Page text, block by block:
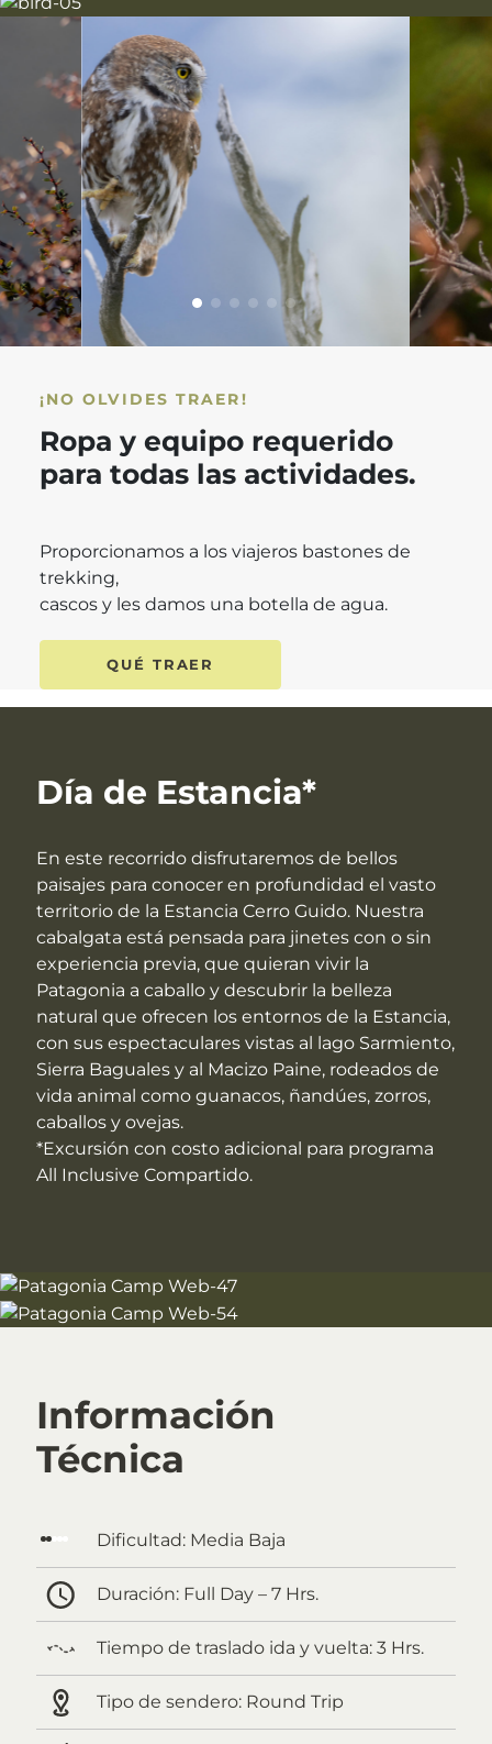
¡NO OLVIDES TRAER!
Ropa y equipo requerido
para todas las actividades.
Proporcionamos a los viajeros bastones de
trekking,
cascos y les damos una botella de agua.
QUÉ TRAER
Día de Estancia*
En este recorrido disfrutaremos de bellos
paisajes para conocer en profundidad el vasto
territorio de la Estancia Cerro Guido. Nuestra
cabalgata está pensada para jinetes con o sin
experiencia previa, que quieran vivir la
Patagonia a caballo y descubrir la belleza
natural que ofrecen los entornos de la Estancia,
con sus espectaculares vistas al lago Sarmiento,
Sierra Baguales y al Macizo Paine, rodeados de
vida animal como guanacos, ñandúes, zorros,
caballos y ovejas.
*Excursión con costo adicional para programa
All Inclusive Compartido.
Información
Técnica
Dificultad: Media Baja
Duración: Full Day – 7 Hrs.
Tiempo de traslado ida y vuelta: 3 Hrs.
Tipo de sendero: Round Trip